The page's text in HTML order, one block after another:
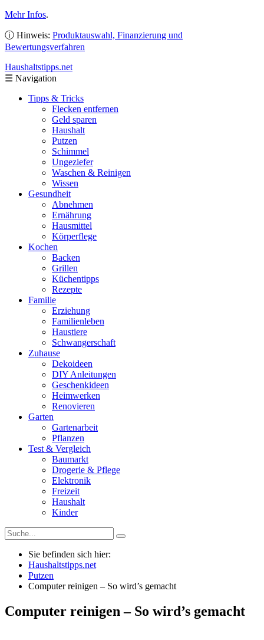
Mehr Infos.
ⓘ Hinweis: Produktauswahl, Finanzierung und
Bewertungsverfahren
Haushaltstipps.net
☰ Navigation
Tipps & Tricks
Flecken entfernen
Geld sparen
Haushalt
Putzen
Schimmel
Ungeziefer
Waschen & Reinigen
Wissen
Gesundheit
Abnehmen
Ernährung
Hausmittel
Körperflege
Kochen
Backen
Grillen
Küchentipps
Rezepte
Familie
Erziehung
Familienleben
Haustiere
Schwangerschaft
Zuhause
Dekoideen
DIY Anleitungen
Geschenkideen
Heimwerken
Renovieren
Garten
Gartenarbeit
Pflanzen
Test & Vergleich
Baumarkt
Drogerie & Pflege
Elektronik
Freizeit
Haushalt
Kinder
Sie befinden sich hier:
Haushaltstipps.net
Putzen
Computer reinigen – So wird’s gemacht
Computer reinigen – So wird’s gemacht